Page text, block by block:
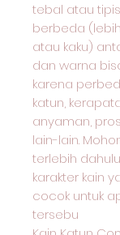
tebal atau
berbeda
atau kaku)
dan warna
karena
katun,
anyaman,
lain-lain.
terlebih
karakter kain
cocok untuk
tersebu